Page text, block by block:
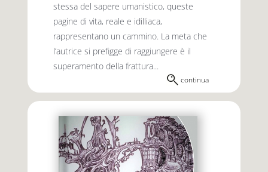
stessa del sapere umanistico, queste
pagine di vita, reale e idilliaca,
rappresentano un cammino. La meta che
l’autrice si prefigge di raggiungere è il
superamento della frattura...
continua